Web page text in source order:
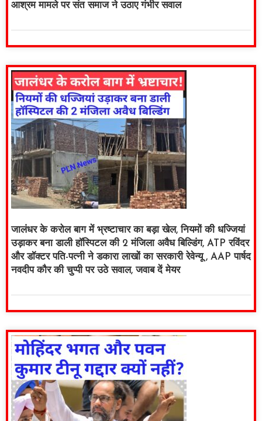
आश्रम मामले पर संत समाज ने उठाए गंभीर सवाल
जालंधर के करोल बाग में भ्रष्टाचार का बड़ा खेल, नियमों की धज्जियां
उड़ाकर बना डाली हॉस्पिटल की 2 मंजिला अवैध बिल्डिंग, ATP रविंदर
और डॉक्टर पति-पत्नी ने डकारा लाखों का सरकारी रेवेन्यू , AAP पार्षद
नवदीप कौर की चुप्पी पर उठे सवाल, जवाब दें मेयर